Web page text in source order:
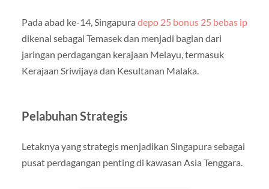
Pada abad ke-14, Singapura depo 25 bonus 25 bebas ip
dikenal sebagai Temasek dan menjadi bagian dari
jaringan perdagangan kerajaan Melayu, termasuk
Kerajaan Sriwijaya dan Kesultanan Malaka.
Pelabuhan Strategis
Letaknya yang strategis menjadikan Singapura sebagai
pusat perdagangan penting di kawasan Asia Tenggara.